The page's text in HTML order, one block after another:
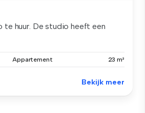
huur. De studio heeft een
Appartement 23 m²
Bekijk meer